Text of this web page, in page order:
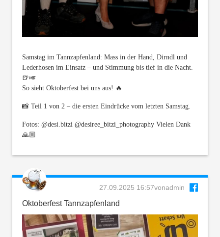
Samstag im Tannzapfenland: Mass in der Hand, Dirndl und
Lederhosen im Einsatz – und Stimmung bis tief in die Nacht.
🍺🎺
So sieht Oktoberfest bei uns aus! 🔥
📸 Teil 1 von 2 – die ersten Eindrücke vom letzten Samstag.
Fotos: @desi.bitzi @desiree_bitzi_photography Vielen Dank
🙏🏼
27.09.2025 16:57vonadmin
Oktoberfest Tannzapfenland